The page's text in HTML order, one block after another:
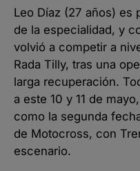
Leo Díaz (27 años) es
de la especialidad, y
volvió a competir a
Rada Tilly, tras una
larga recuperación.
a este 10 y 11 de
como la segunda
de Motocross, con
escenario.